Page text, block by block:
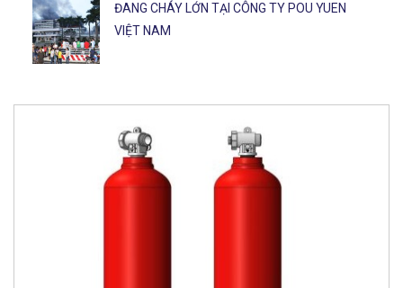
ĐANG CHÁY LỚN TẠI CÔNG TY POU YUEN
VIỆT NAM